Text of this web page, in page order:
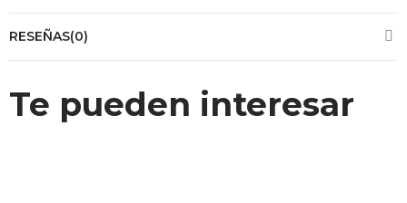
RESEÑAS(0)
Te pueden interesar